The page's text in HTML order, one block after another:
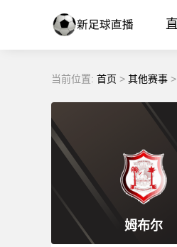
当前位置: 首页 > 其他赛事 >
姆布尔